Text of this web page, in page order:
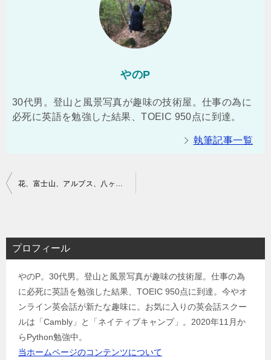
やのP
30代男。登山と風景写真が趣味の技術屋。仕事の為に
必死に英語を勉強した結果、TOEIC 950点に到達。
執筆記事一覧
投
ビ
ゲ
花、富士山、アルプス、八ヶ岳、魅力が盛り沢山の贅沢な高原！霧ケ峰日帰りトレッキング
プロフィール
やのP。30代男。登山と風景写真が趣味の技術屋。仕事の為
に必死に英語を勉強した結果、TOEIC 950点に到達。今やオ
ンライン英会話が新たな趣味に。お気に入りの英会話スクー
ルは「Cambly」と「ネイティブキャンプ」。2020年11月か
らPython勉強中。
当ホームページのコンテンツについて